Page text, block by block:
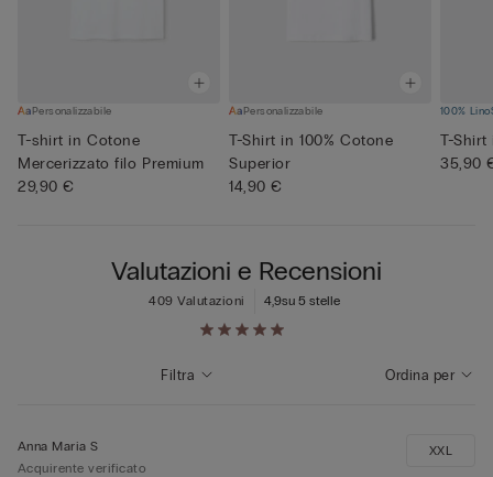
Personalizzabile
T-shirt in Cotone
Mercerizzato filo Premium
29,90 €
Personalizzabile
T-Shirt in 100% Cotone
Superior
14,90 €
100% Lino
T-Shirt
35,90
Valutazioni e Recensioni
4,9su 5 stelle
409 Valutazioni
Ordina per
Filtra
Anna Maria S
Acquirente verificato
XXL